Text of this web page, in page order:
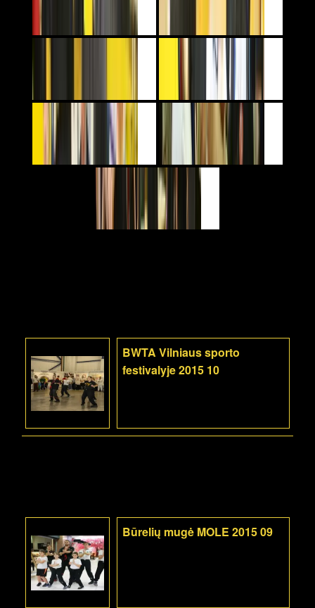
BWTA Vilniaus sporto
festivalyje 2015 10
Būrelių mugė MOLE 2015 09